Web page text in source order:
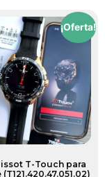
¡Oferta!
T-Touch para